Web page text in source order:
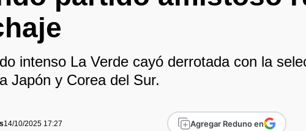
intenso La Verde cayó derrotada con la
Japón y Corea del Sur.
14/10/2025 17:27 Agregar Reduno en